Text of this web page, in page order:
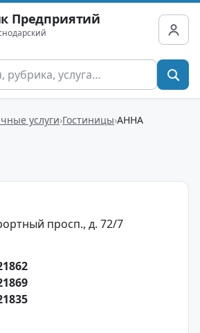
Предприятий
услуги Гостиницы АННА
просп., д. 72/7